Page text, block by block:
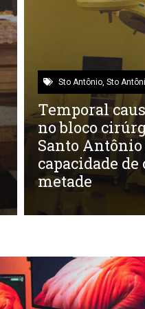
Sto Antônio, Sto
Temporal
no bloco
Santo Antônio
capacidade
metade